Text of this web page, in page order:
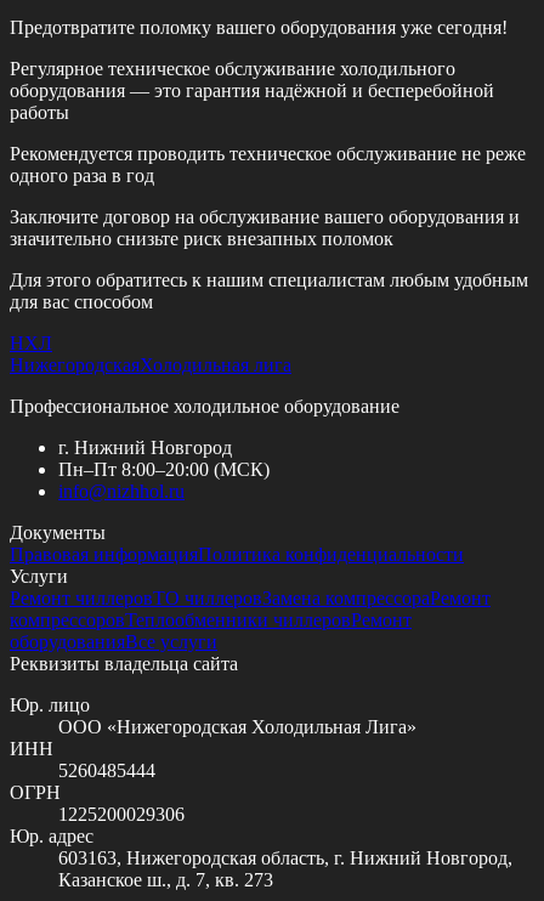
Предотвратите поломку вашего оборудования уже сегодня!
Регулярное техническое обслуживание холодильного
оборудования — это гарантия надёжной и бесперебойной
работы
Рекомендуется проводить техническое обслуживание не реже
одного раза в год
Заключите договор на обслуживание вашего оборудования и
значительно снизьте риск внезапных поломок
Для этого обратитесь к нашим специалистам любым удобным
для вас способом
НХЛ
НижегородскаяХолодильная лига
Профессиональное холодильное оборудование
г. Нижний Новгород
Пн–Пт 8:00–20:00 (МСК)
info@nizhhol.ru
Документы
Правовая информацияПолитика конфиденциальности
Услуги
Ремонт чиллеровТО чиллеровЗамена компрессораРемонт
компрессоровТеплообменники чиллеровРемонт
оборудованияВсе услуги
Реквизиты владельца сайта
Юр. лицо
ООО «Нижегородская Холодильная Лига»
ИНН
5260485444
ОГРН
1225200029306
Юр. адрес
603163, Нижегородская область, г. Нижний Новгород,
Казанское ш., д. 7, кв. 273